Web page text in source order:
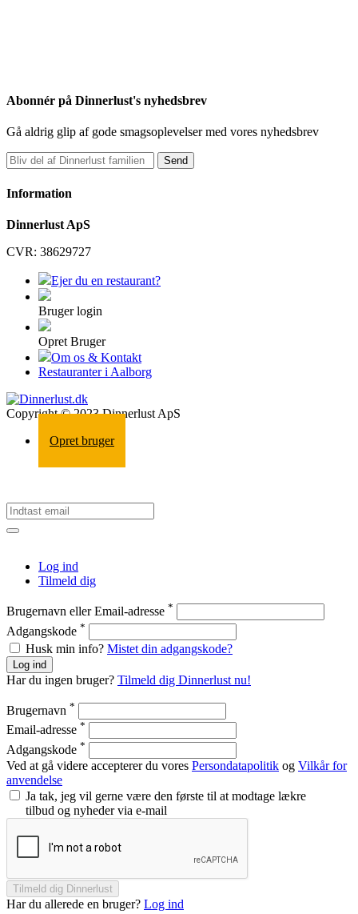
Abonnér på Dinnerlust's nyhedsbrev
Gå aldrig glip af gode smagsoplevelser med vores nyhedsbrev
Send
Information
Dinnerlust ApS
CVR: 38629727
Ejer du en restaurant?
Bruger login
Opret Bruger
Om os & Kontakt
Restauranter i Aalborg
Copyright © 2023 Dinnerlust ApS
Opret bruger
Log ind
Tilmeld dig
Brugernavn eller Email-adresse *
Adgangskode *
Husk min info? Mistet din adgangskode?
Log ind
Har du ingen bruger? Tilmeld dig Dinnerlust nu!
Brugernavn *
Email-adresse *
Adgangskode *
Ved at gå videre accepterer du vores Persondatapolitik og Vilkår for
anvendelse
Ja tak, jeg vil gerne være den første til at modtage lækre
tilbud og nyheder via e-mail
Tilmeld dig Dinnerlust
Har du allerede en bruger? Log ind